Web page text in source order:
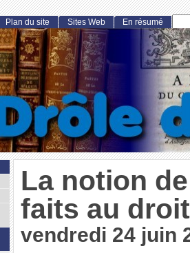
La notion
faits au droit
vendredi 24 juin
Plan du site Sites Web En résumé